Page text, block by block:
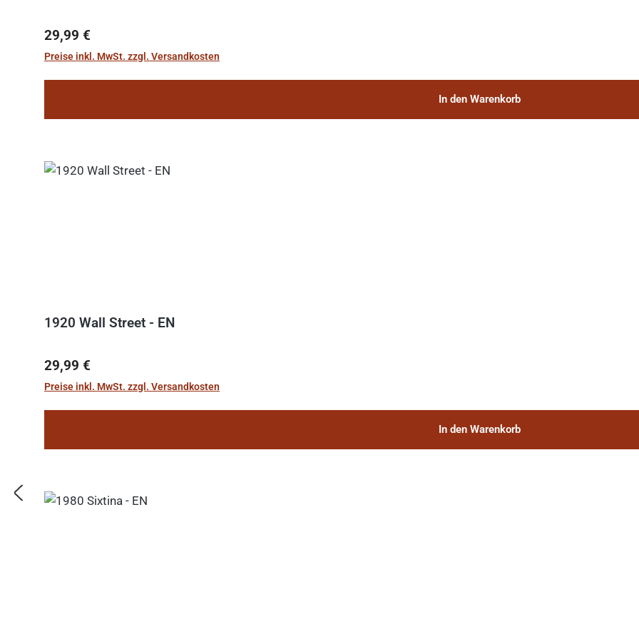
Regulärer Preis:
29,99 €
Preise inkl. MwSt. zzgl. Versandkosten
In den Warenkorb
1920 Wall Street - EN
Regulärer Preis:
29,99 €
Preise inkl. MwSt. zzgl. Versandkosten
In den Warenkorb